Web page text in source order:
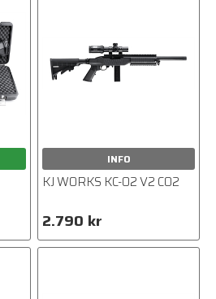
INFO
KJ WORKS KC-02 V2 CO2
2.790 kr